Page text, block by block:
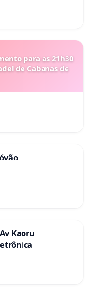
para as 21h30
de Cabanas de
Kaoru